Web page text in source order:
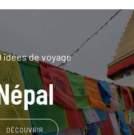
idées de voyage
DÉCOUVRIR